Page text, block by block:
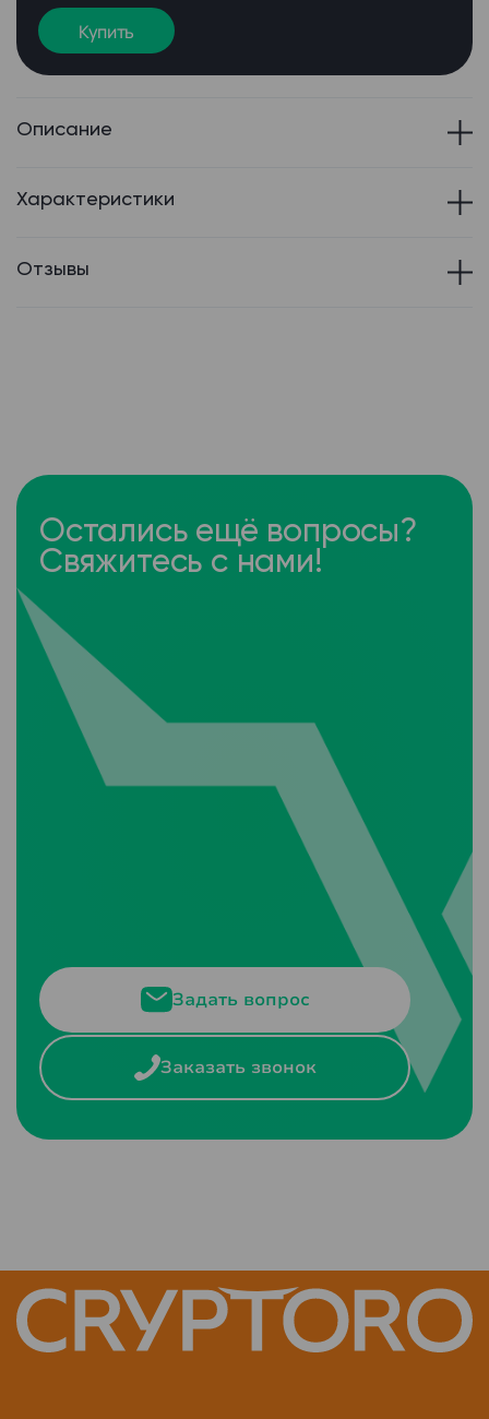
Описание
Характеристики
Отзывы
Купить
Остались ещё вопросы?
Свяжитесь с нами!
Задать вопрос
Заказать звонок